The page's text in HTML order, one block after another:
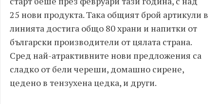
25 нови продукта. Така общият брой артикули в
линията достига общо 80 храни и напитки от
български производители от цялата страна.
Сред най-атрактивните нови предложения са
сладко от бели череши, домашно сирене,
цедено в тензухена цедка, и други.